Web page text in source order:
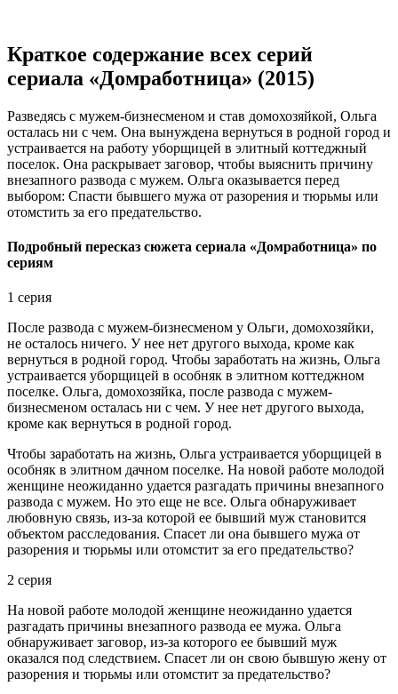
Краткое содержание всех серий
сериала «Домработница» (2015)
Разведясь с мужем-бизнесменом и став домохозяйкой, Ольга
осталась ни с чем. Она вынуждена вернуться в родной город и
устраивается на работу уборщицей в элитный коттеджный
поселок. Она раскрывает заговор, чтобы выяснить причину
внезапного развода с мужем. Ольга оказывается перед
выбором: Спасти бывшего мужа от разорения и тюрьмы или
отомстить за его предательство.
Подробный пересказ сюжета сериала «Домработница» по
сериям
1 серия
После развода с мужем-бизнесменом у Ольги, домохозяйки,
не осталось ничего. У нее нет другого выхода, кроме как
вернуться в родной город. Чтобы заработать на жизнь, Ольга
устраивается уборщицей в особняк в элитном коттеджном
поселке. Ольга, домохозяйка, после развода с мужем-
бизнесменом осталась ни с чем. У нее нет другого выхода,
кроме как вернуться в родной город.
Чтобы заработать на жизнь, Ольга устраивается уборщицей в
особняк в элитном дачном поселке. На новой работе молодой
женщине неожиданно удается разгадать причины внезапного
развода с мужем. Но это еще не все. Ольга обнаруживает
любовную связь, из-за которой ее бывший муж становится
объектом расследования. Спасет ли она бывшего мужа от
разорения и тюрьмы или отомстит за его предательство?
2 серия
На новой работе молодой женщине неожиданно удается
разгадать причины внезапного развода ее мужа. Ольга
обнаруживает заговор, из-за которого ее бывший муж
оказался под следствием. Спасет ли он свою бывшую жену от
разорения и тюрьмы или отомстит за предательство?